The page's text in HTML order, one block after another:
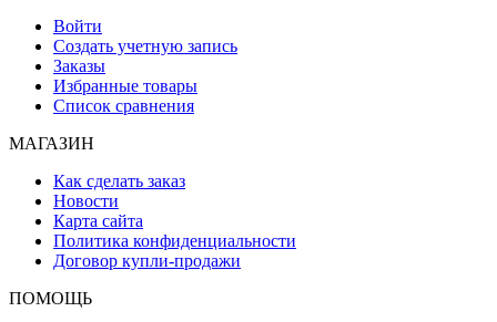
Войти
Создать учетную запись
Заказы
Избранные товары
Список сравнения
МАГАЗИН
Как сделать заказ
Новости
Карта сайта
Политика конфиденциальности
Договор купли-продажи
ПОМОЩЬ